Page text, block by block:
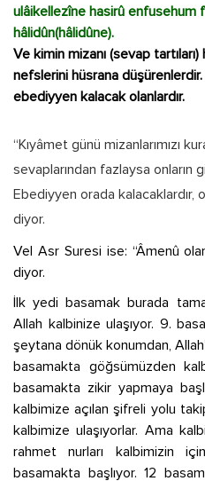
ulâikellezîne hasirû enfusehum
hâlidûn(hâlidûne).
Ve kimin mizanı (sevap
nefslerini hüsrana
ebediyyen kalacak olanlardır.
“Kıyâmet günü mizanlarımızı
sevaplarından fazlaysa onların
Ebediyyen orada kalacaklardır,
diyor.
Vel Asr Suresi ise: “Âmenû
diyor.
İlk yedi basamak burada
Allah kalbinize ulaşıyor. 9.
şeytana dönük konumdan,
basamakta göğsümüzden
basamakta zikir yapmaya
kalbimize açılan şifreli yolu
kalbimize ulaşıyorlar. Ama
rahmet nurları kalbimizin
basamakta başlıyor. 12